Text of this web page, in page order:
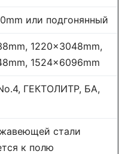
или подгонянный
1220×3048mm,
1524×6096mm
ГЕКТОЛИТР, БА,
стали
к полю